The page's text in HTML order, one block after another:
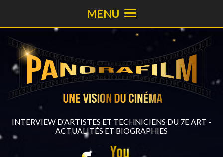
INTERVIEW D'ARTISTES ET TECHNICIENS DU 7E ART -
ACTUALITÉS ET BIOGRAPHIES
MENU